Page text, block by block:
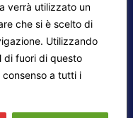
verrà utilizzato un
che si è scelto di
Utilizzando
di fuori di questo
a tutti i